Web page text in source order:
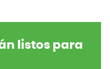
listos para